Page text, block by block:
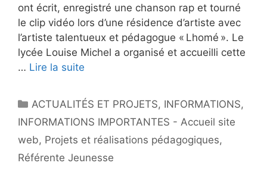
ont écrit, enregistré une chanson rap et tourné
le clip vidéo lors d’une résidence d’artiste avec
l’artiste talentueux et pédagogue « Lhomé ». Le
lycée Louise Michel a organisé et accueilli cette
… Lire la suite
ACTUALITÉS ET PROJETS, INFORMATIONS,
INFORMATIONS IMPORTANTES - Accueil site
web, Projets et réalisations pédagogiques,
Référente Jeunesse